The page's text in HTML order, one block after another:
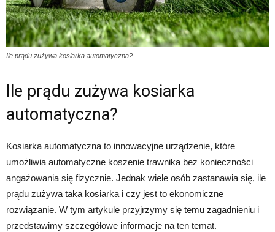
Ile prądu zużywa kosiarka automatyczna?
Ile prądu zużywa kosiarka
automatyczna?
Kosiarka automatyczna to innowacyjne urządzenie, które
umożliwia automatyczne koszenie trawnika bez konieczności
angażowania się fizycznie. Jednak wiele osób zastanawia się, ile
prądu zużywa taka kosiarka i czy jest to ekonomiczne
rozwiązanie. W tym artykule przyjrzymy się temu zagadnieniu i
przedstawimy szczegółowe informacje na ten temat.